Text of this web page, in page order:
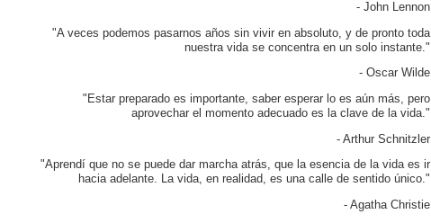
- John Lennon
"A veces podemos pasarnos años sin vivir en absoluto, y de pronto toda
nuestra vida se concentra en un solo instante."
- Oscar Wilde
"Estar preparado es importante, saber esperar lo es aún más, pero
aprovechar el momento adecuado es la clave de la vida."
- Arthur Schnitzler
"Aprendí que no se puede dar marcha atrás, que la esencia de la vida es ir
hacia adelante. La vida, en realidad, es una calle de sentido único."
- Agatha Christie